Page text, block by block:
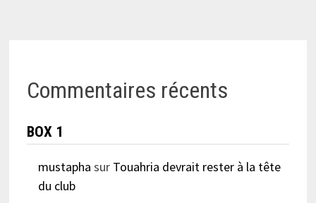
Commentaires récents
BOX 1
mustapha sur Touahria devrait rester à la tête
du club